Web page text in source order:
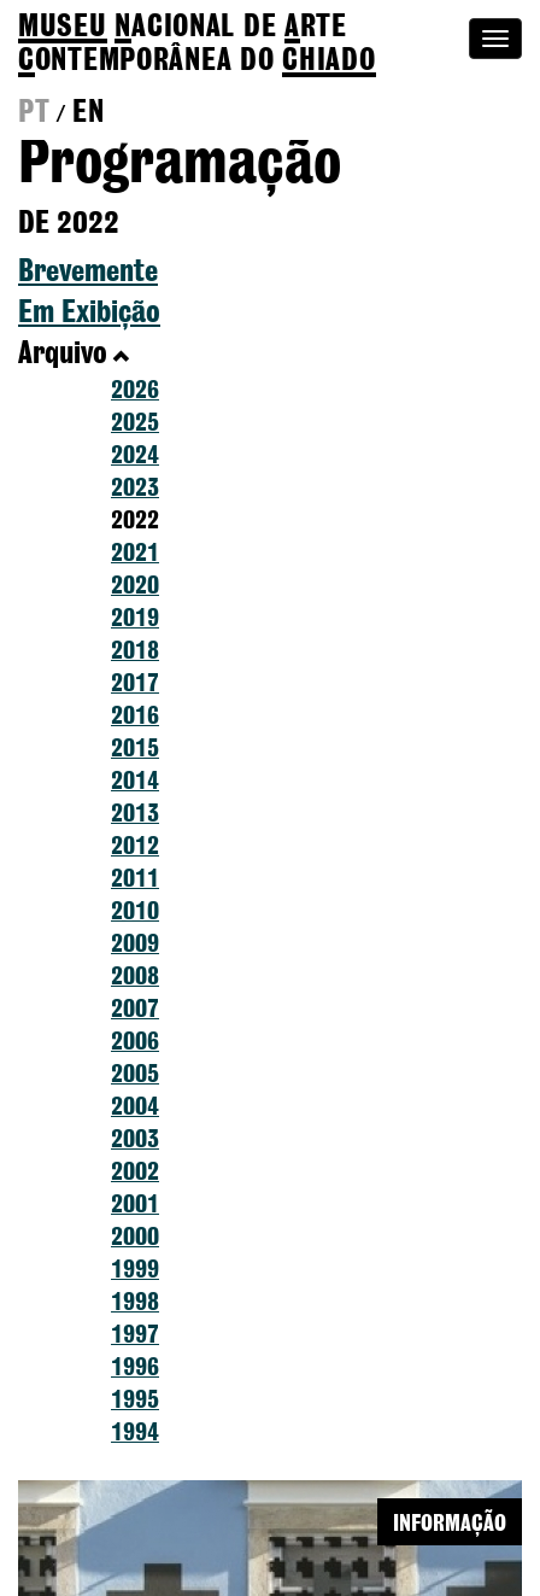
MUSEU NACIONAL DEA RTE
CONTEMPORÂNEA DOCHIADO
PT
/ EN
Programação
DE 2022
Brevemente
Em Exibição
Arquivo
2026
2025
2024
2023
2022
2021
2020
2019
2018
2017
2016
2015
2014
2013
2012
2011
2010
2009
2008
2007
2006
2005
2004
2003
2002
2001
2000
1999
1998
1997
1996
1995
1994
INFORMAÇÃO